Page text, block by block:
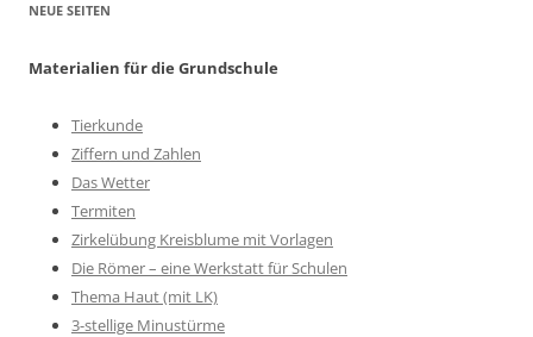
NEUE SEITEN
Materialien für die Grundschule
Tierkunde
Ziffern und Zahlen
Das Wetter
Termiten
Zirkelübung Kreisblume mit Vorlagen
Die Römer – eine Werkstatt für Schulen
Thema Haut (mit LK)
3-stellige Minustürme